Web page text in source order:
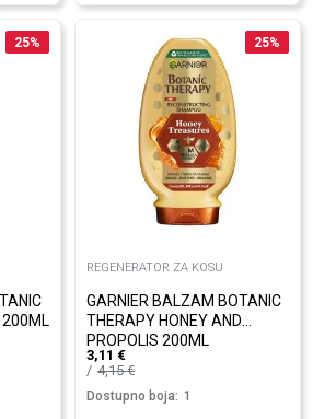
25%
200ML
25%
REGENERATOR ZA KOSU
GARNIER BALZAM BOTANIC
THERAPY HONEY AND
PROPOLIS 200ML
3,11 €
4,15€
Dostupno boja: 1